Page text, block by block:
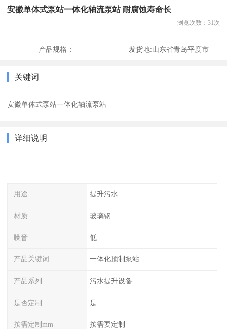
安徽单体式泵站一体化轴流泵站 耐腐蚀寿命长
浏览次数： 31次
产品规格： 发货地:山东省青岛平度市
关键词
安徽单体式泵站一体化轴流泵站
详细说明
用途 提升污水
材质 玻璃钢
噪音 低
产品关键词 一体化预制泵站
产品系列 污水提升设备
是否定制 是
按需定制mm 按需要定制